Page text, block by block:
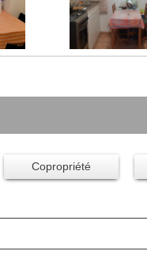
Copropriété